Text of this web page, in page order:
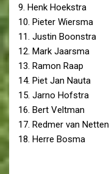
9. Henk Hoekstra
10. Pieter Wiersma
11. Justin Boonstra
12. Mark Jaarsma
13. Ramon Raap
14. Piet Jan Nauta
15. Jarno Hofstra
16. Bert Veltman
17. Redmer van Netten
18. Herre Bosma